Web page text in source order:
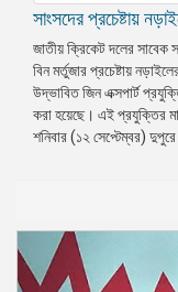
উন্নয়নের
বাংলাদেশ
নিউজলেটার
প্রেস
রিলিজ
গ্যালারি
বিএনপি-
সাংসদের প্রচেষ্টায়
জাতীয় ক্রিকেট দলের
বিন মর্তুজার প্রচেষ্টায়
উদ্ভাবিত জিন এক্সপার্ট
করা হয়েছে। এই প্রযুক্তির
শনিবার (১২ সেপ্টেম্বর) দুপুরে